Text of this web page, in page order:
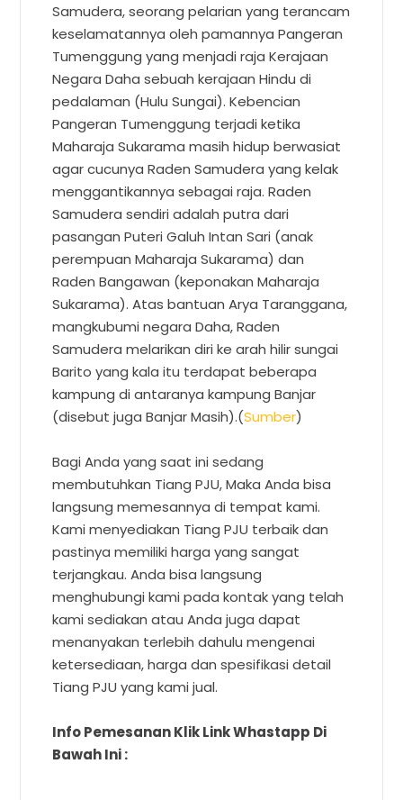
Samudera, seorang pelarian yang terancam
keselamatannya oleh pamannya Pangeran
Tumenggung yang menjadi raja Kerajaan
Negara Daha sebuah kerajaan Hindu di
pedalaman (Hulu Sungai). Kebencian
Pangeran Tumenggung terjadi ketika
Maharaja Sukarama masih hidup berwasiat
agar cucunya Raden Samudera yang kelak
menggantikannya sebagai raja. Raden
Samudera sendiri adalah putra dari
pasangan Puteri Galuh Intan Sari (anak
perempuan Maharaja Sukarama) dan
Raden Bangawan (keponakan Maharaja
Sukarama). Atas bantuan Arya Taranggana,
mangkubumi negara Daha, Raden
Samudera melarikan diri ke arah hilir sungai
Barito yang kala itu terdapat beberapa
kampung di antaranya kampung Banjar
(disebut juga Banjar Masih).(Sumber)
Bagi Anda yang saat ini sedang
membutuhkan Tiang PJU, Maka Anda bisa
langsung memesannya di tempat kami.
Kami menyediakan Tiang PJU terbaik dan
pastinya memiliki harga yang sangat
terjangkau. Anda bisa langsung
menghubungi kami pada kontak yang telah
kami sediakan atau Anda juga dapat
menanyakan terlebih dahulu mengenai
ketersediaan, harga dan spesifikasi detail
Tiang PJU yang kami jual.
Info Pemesanan Klik Link Whastapp Di
Bawah Ini :